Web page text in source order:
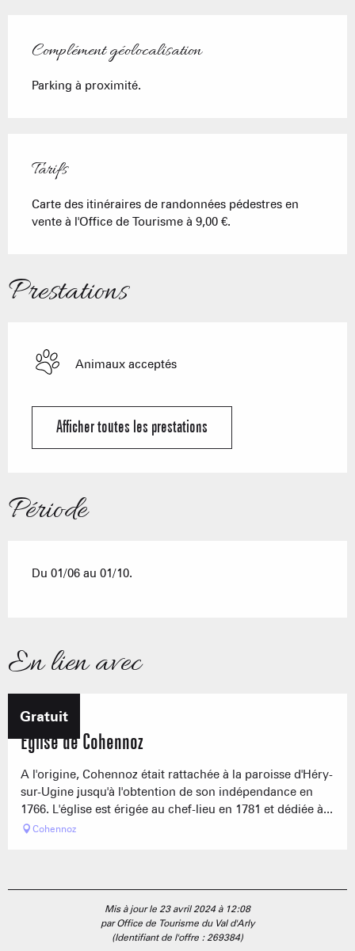
Complément géolocalisation
Complément géolocalisation
Parking à proximité.
Tarifs
Carte des itinéraires de randonnées pédestres en
vente à l'Office de Tourisme à 9,00 €.
Prestations
Animaux acceptés
Afficher toutes les prestations
Période
Du 01/06 au 01/10.
En lien avec
Gratuit
Eglise de Cohennoz
A l'origine, Cohennoz était rattachée à la paroisse d'Héry-
sur-Ugine jusqu'à l'obtention de son indépendance en
1766. L'église est érigée au chef-lieu en 1781 et dédiée à...
Cohennoz
Mis à jour le 23 avril 2024 à 12:08
par Office de Tourisme du Val d'Arly
(Identifiant de l'offre :269384)